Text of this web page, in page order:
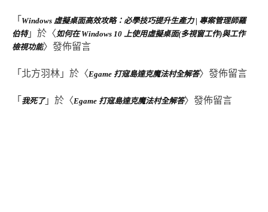
「 Windows 虛擬桌面高效攻略：必學技巧提升生產力 | 專案管理師羅
伯特」於〈如何在 Windows 10 上使用虛擬桌面(多視窗工作)與工作
檢視功能〉發佈留言
「 北方羽林 」於〈Egame 打寇島達克魔法村全解答〉發佈留言
「 我死了」於〈Egame 打寇島達克魔法村全解答〉發佈留言